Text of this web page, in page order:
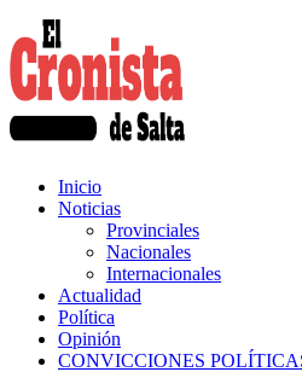
Inicio
Noticias
Provinciales
Nacionales
Internacionales
Actualidad
Política
Opinión
CONVICCIONES